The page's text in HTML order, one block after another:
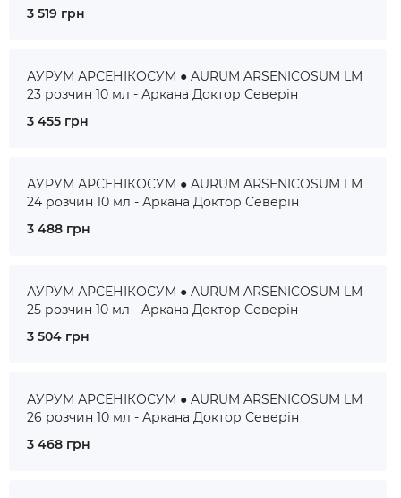
3 519 грн
АУРУМ АРСЕНІКОСУМ ● AURUM ARSENICOSUM LM
23 розчин 10 мл - Аркана Доктор Северін
3 455 грн
АУРУМ АРСЕНІКОСУМ ● AURUM ARSENICOSUM LM
24 розчин 10 мл - Аркана Доктор Северін
3 488 грн
АУРУМ АРСЕНІКОСУМ ● AURUM ARSENICOSUM LM
25 розчин 10 мл - Аркана Доктор Северін
3 504 грн
АУРУМ АРСЕНІКОСУМ ● AURUM ARSENICOSUM LM
26 розчин 10 мл - Аркана Доктор Северін
3 468 грн